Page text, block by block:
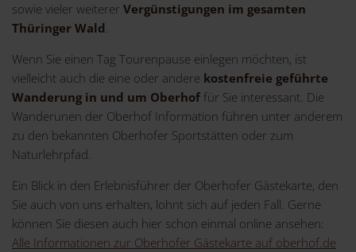
sowie vieler weiterer Vergünstigungen im gesamten
Thüringer Wald.
Wenn Sie einen Tag Tourenpause einlegen möchten, ist
vielleicht auch die eine oder andere kostenfreie geführte
Wanderung in und um Oberhof für Sie interessant. Die
Wanderunen der Oberhof Information führen unter anderem
zu den bekannten Oberhofer Sportstätten oder zum
Naturlehrpfad.
Ein Blick in den Erlebnisführer der Oberhofer Gästekarte, den
Sie auch von uns erhalten, lohnt sich auf jeden Fall. Gerne
können Sie diesen auch hier schon einmal online ansehen:
Alle Informationen zur Oberhofer Gästekarte auf oberhof.de